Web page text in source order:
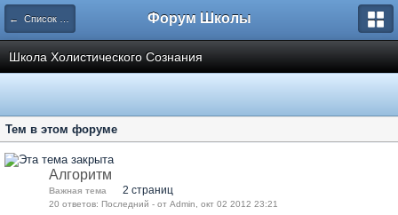
← Список категорий Форум Школы
Школа Холистического Сознания
Тем в этом форуме
Алгоритм
Важная тема 2 страниц
20 ответов: Последний - от Admin, окт 02 2012 23:21